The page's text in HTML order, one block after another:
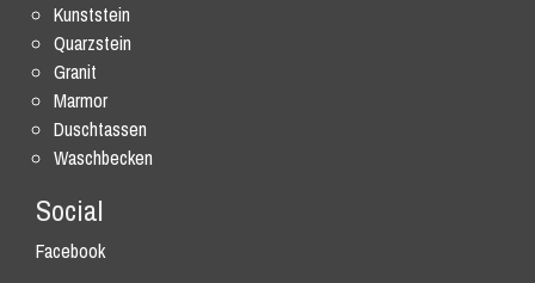
Kunststein
Quarzstein
Granit
Marmor
Duschtassen
Waschbecken
Social
Facebook